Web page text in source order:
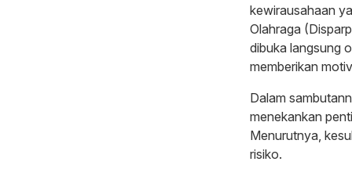
kewirausahaan
Olahraga
dibuka langsung
memberikan
Dalam
menekankan
Menurutnya,
risiko.